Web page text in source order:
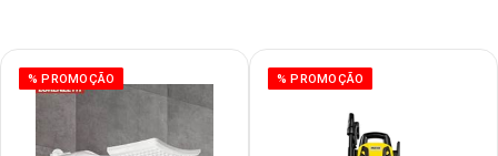
% PROMOÇÃO % PROMOÇÃO